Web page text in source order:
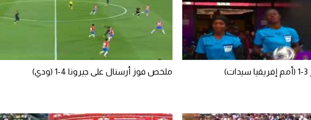
ملخص فوز أرسنال على جيرونا 4-1 (ودي)